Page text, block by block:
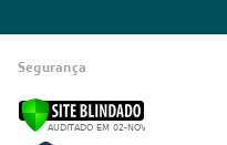
Segurança